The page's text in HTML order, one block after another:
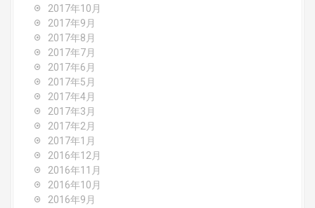
2017年10月
2017年9月
2017年8月
2017年7月
2017年6月
2017年5月
2017年4月
2017年3月
2017年2月
2017年1月
2016年12月
2016年11月
2016年10月
2016年9月